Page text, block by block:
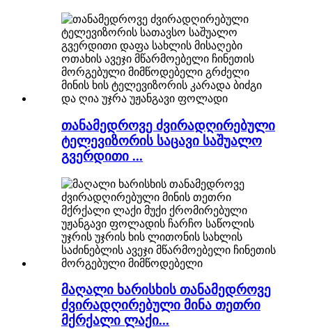
თანამედროვე ძვირადღირებული
ტელევიზორის საცავი საშუალო
გვერდითი ...
მაღალი ხარისხის თანამედროვე
ძვირადღირებული მინა თეთრი
მქრქალი ლაქი...